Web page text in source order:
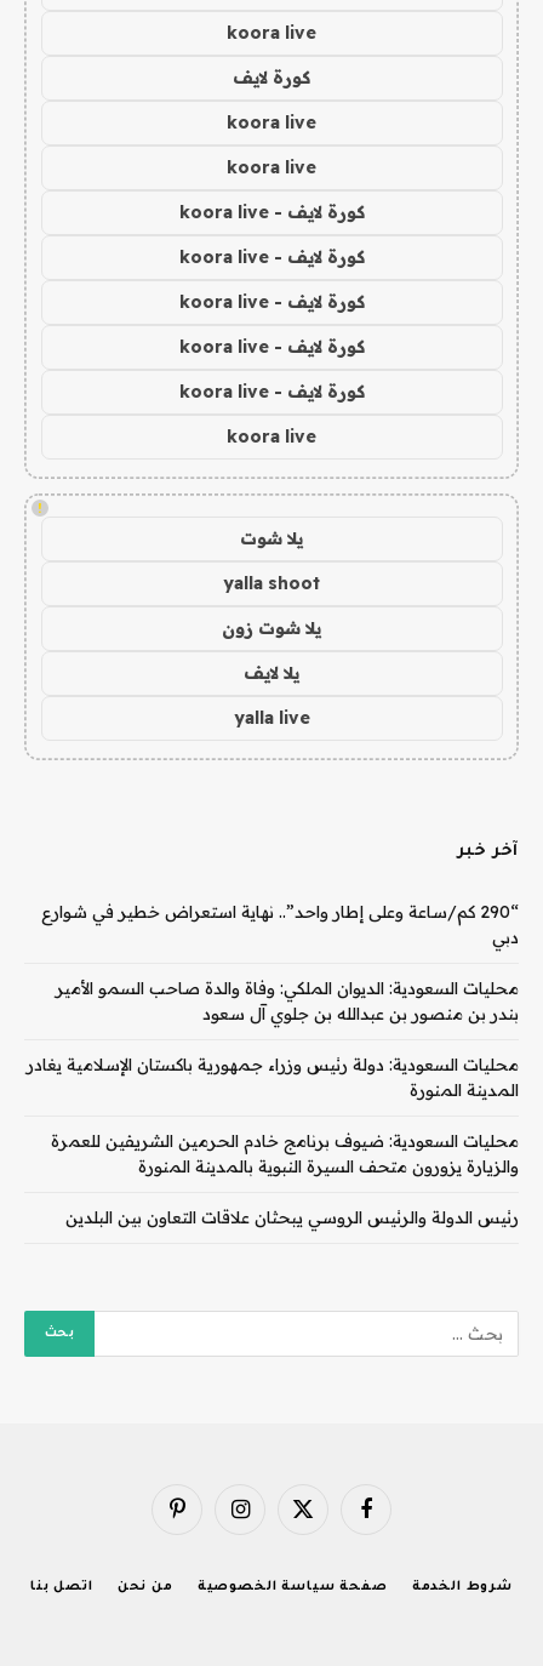
koora live
كورة لايف
koora live
koora live
كورة لايف - koora live
كورة لايف - koora live
كورة لايف - koora live
كورة لايف - koora live
كورة لايف - koora live
koora live
!
يلا شوت
yalla shoot
يلا شوت زون
يلا لايف
yalla live
آخر خبر
“290 كم/ساعة وعلى إطار واحد”.. نهاية استعراض خطير في شوارع
دبي
محليات السعودية: الديوان الملكي: وفاة والدة صاحب السمو الأمير
بندر بن منصور بن عبدالله بن جلوي آل سعود
محليات السعودية: دولة رئيس وزراء جمهورية باكستان الإسلامية يغادر
المدينة المنورة
محليات السعودية: ضيوف برنامج خادم الحرمين الشريفين للعمرة
والزيارة يزورون متحف السيرة النبوية بالمدينة المنورة
رئيس الدولة والرئيس الروسي يبحثان علاقات التعاون بين البلدين
فيسبوك X
الانستغرامبينتيريست
شروط الخدمة صفحة سياسة الخصوصية من نحن اتصل بنا